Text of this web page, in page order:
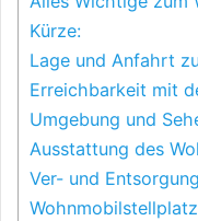
Kürze:
Lage und Anfahrt
Erreichbarkeit mit
Umgebung und
Ausstattung des
Ver- und